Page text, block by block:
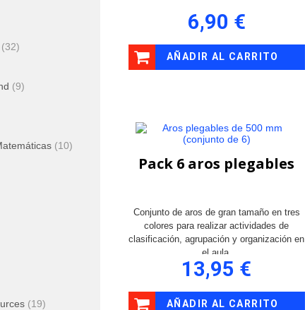
(32)
(9)
(10)
(19)
6,90 €
AÑADIR AL CARRITO
Pack 6 aros plegables
Conjunto de aros de gran tamaño en tres
colores para realizar actividades de
clasificación, agrupación y organización en
el aula.
13,95 €
AÑADIR AL CARRITO